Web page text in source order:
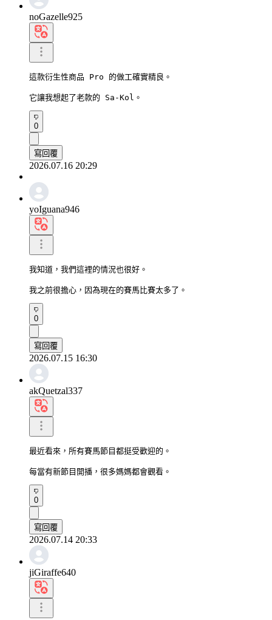
noGazelle925
這款衍生性商品 Pro 的做工確實精良。
它讓我想起了老款的 Sa-Kol。
0
寫回覆
2026.07.16 20:29
yoIguana946
我知道，我們這裡的情況也很好。
我之前很擔心，因為現在的賽馬比賽太多了。
0
寫回覆
2026.07.15 16:30
akQuetzal337
最近看來，所有賽馬節目都挺受歡迎的。
每當有新節目開播，很多媽媽都會觀看。
0
寫回覆
2026.07.14 20:33
jiGiraffe640